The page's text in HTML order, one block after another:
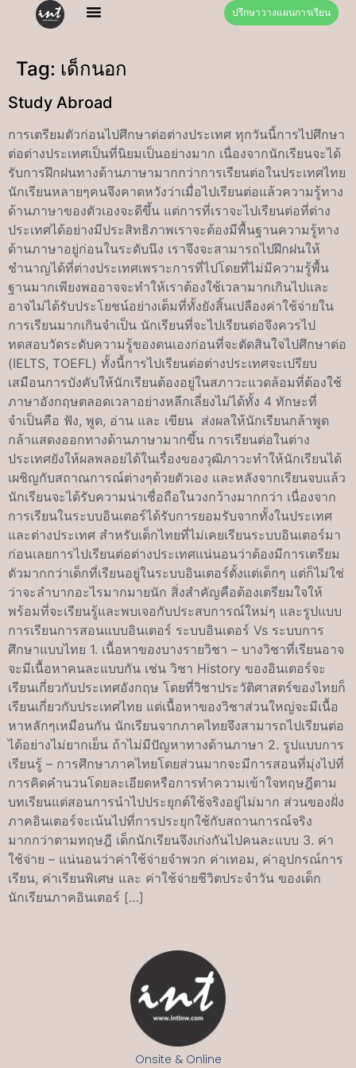
ปรึกษาวางแผนการเรียน
Tag: เด็กนอก
Study Abroad
การเตรียมตัวก่อนไปศึกษาต่อต่างประเทศ ทุกวันนี้การไปศึกษา
ต่อต่างประเทศเป็นที่นิยมเป็นอย่างมาก เนื่องจากนักเรียนจะได้
รับการฝึกฝนทางด้านภาษามากกว่าการเรียนต่อในประเทศไทย
นักเรียนหลายๆคนจึงคาดหวังว่าเมื่อไปเรียนต่อแล้วความรู้ทาง
ด้านภาษาของตัวเองจะดีขึ้น แต่การที่เราจะไปเรียนต่อที่ต่าง
ประเทศได้อย่างมีประสิทธิภาพเราจะต้องมีพื้นฐานความรู้ทาง
ด้านภาษาอยู่ก่อนในระดับนึง เราจึงจะสามารถไปฝึกฝนให้
ชำนาญได้ที่ต่างประเทศเพราะการที่ไปโดยที่ไม่มีความรู้พื้น
ฐานมากเพียงพออาจจะทำให้เราต้องใช้เวลามากเกินไปและ
อาจไม่ได้รับประโยชน์อย่างเต็มที่ทั้งยังสิ้นเปลืองค่าใช้จ่ายใน
การเรียนมากเกินจำเป็น นักเรียนที่จะไปเรียนต่อจึงควรไป
ทดสอบวัดระดับความรู้ของตนเองก่อนที่จะตัดสินใจไปศึกษาต่อ
(IELTS, TOEFL) ทั้งนี้การไปเรียนต่อต่างประเทศจะเปรียบ
เสมือนการบังคับให้นักเรียนต้องอยู่ในสภาวะแวดล้อมที่ต้องใช้
ภาษาอังกฤษตลอดเวลาอย่างหลีกเลี่ยงไม่ได้ทั้ง 4 ทักษะที่
จำเป็นคือ ฟัง, พูด, อ่าน และ เขียน ส่งผลให้นักเรียนกล้าพูด
กล้าแสดงออกทางด้านภาษามากขึ้น การเรียนต่อในต่าง
ประเทศยังให้ผลพลอยได้ในเรื่องของวุฒิภาวะทำให้นักเรียนได้
เผชิญกับสถาณการณ์ต่างๆด้วยตัวเอง และหลังจากเรียนจบแล้ว
นักเรียนจะได้รับความน่าเชื่อถือในวงกว้างมากกว่า เนื่องจาก
การเรียนในระบบอินเตอร์ได้รับการยอมรับจากทั้งในประเทศ
และต่างประเทศ สำหรับเด็กไทยที่ไม่เคยเรียนระบบอินเตอร์มา
ก่อนเลยการไปเรียนต่อต่างประเทศแน่นอนว่าต้องมีการเตรียม
ตัวมากกว่าเด็กที่เรียนอยู่ในระบบอินเตอร์ตั้งแต่เด็กๆ แต่ก็ไม่ใช่
ว่าจะลำบากอะไรมากมายนัก สิ่งสำคัญคือต้องเตรียมใจให้
พร้อมที่จะเรียนรู้และพบเจอกับประสบการณ์ใหม่ๆ และรูปแบบ
การเรียนการสอนแบบอินเตอร์ ระบบอินเตอร์ Vs ระบบการ
ศึกษาแบบไทย 1. เนื้อหาของบางรายวิชา – บางวิชาที่เรียนอาจ
จะมีเนื้อหาคนละแบบกัน เช่น วิชา History ของอินเตอร์จะ
เรียนเกี่ยวกับประเทศอังกฤษ โดยที่วิชาประวัติศาสตร์ของไทยก็
เรียนเกี่ยวกับประเทศไทย แต่เนื้อหาของวิชาส่วนใหญ่จะมีเนื้อ
หาหลักๆเหมือนกัน นักเรียนจากภาคไทยจึงสามารถไปเรียนต่อ
ได้อย่างไม่ยากเย็น ถ้าไม่มีปัญหาทางด้านภาษา 2. รูปแบบการ
เรียนรู้ – การศึกษาภาคไทยโดยส่วนมากจะมีการสอนที่มุ่งไปที่
การคิดคำนวนโดยละเอียดหรือการทำความเข้าใจทฤษฎีตาม
บทเรียนแต่สอนการนำไปประยุกต์ใช้จริงอยู่ไม่มาก ส่วนของฝั่ง
ภาคอินเตอร์จะเน้นไปที่การประยุกใช้กับสถานการณ์จริง
มากกว่าตามทฤษฎี เด็กนักเรียนจึงเก่งกันไปคนละแบบ 3. ค่า
ใช้จ่าย – แน่นอนว่าค่าใช้จ่ายจำพวก ค่าเทอม, ค่าอุปกรณ์การ
เรียน, ค่าเรียนพิเศษ และ ค่าใช้จ่ายชีวิตประจำวัน ของเด็ก
นักเรียนภาคอินเตอร์ […]
Onsite & Online